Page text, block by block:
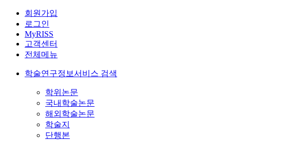
회원가입
로그인
MyRISS
고객센터
전체메뉴
학술연구정보서비스 검색
학위논문
국내학술논문
해외학술논문
학술지
단행본